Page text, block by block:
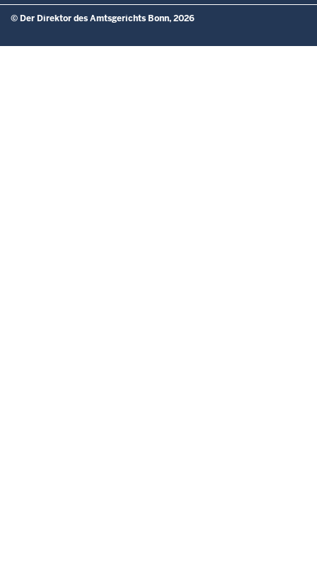
© Der Direktor des Amtsgerichts Bonn, 2026